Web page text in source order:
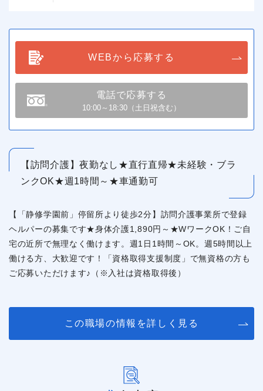
WEBから応募する
電話で応募する
10:00～18:30（土日祝含む）
【訪問介護】夜勤なし★直行直帰★未経験・ブラ
ンクOK★週1時間～★車通勤可
【「静修学園前」停留所より徒歩2分】訪問介護事業所で登録
ヘルパーの募集です★身体介護1,890円～★WワークOK！ご自
宅の近所で無理なく働けます。週1日1時間～OK。週5時間以上
働ける方、大歓迎です！「資格取得支援制度」で無資格の方も
ご応募いただけます♪（※入社は資格取得後）
この職場の情報を詳しく見る